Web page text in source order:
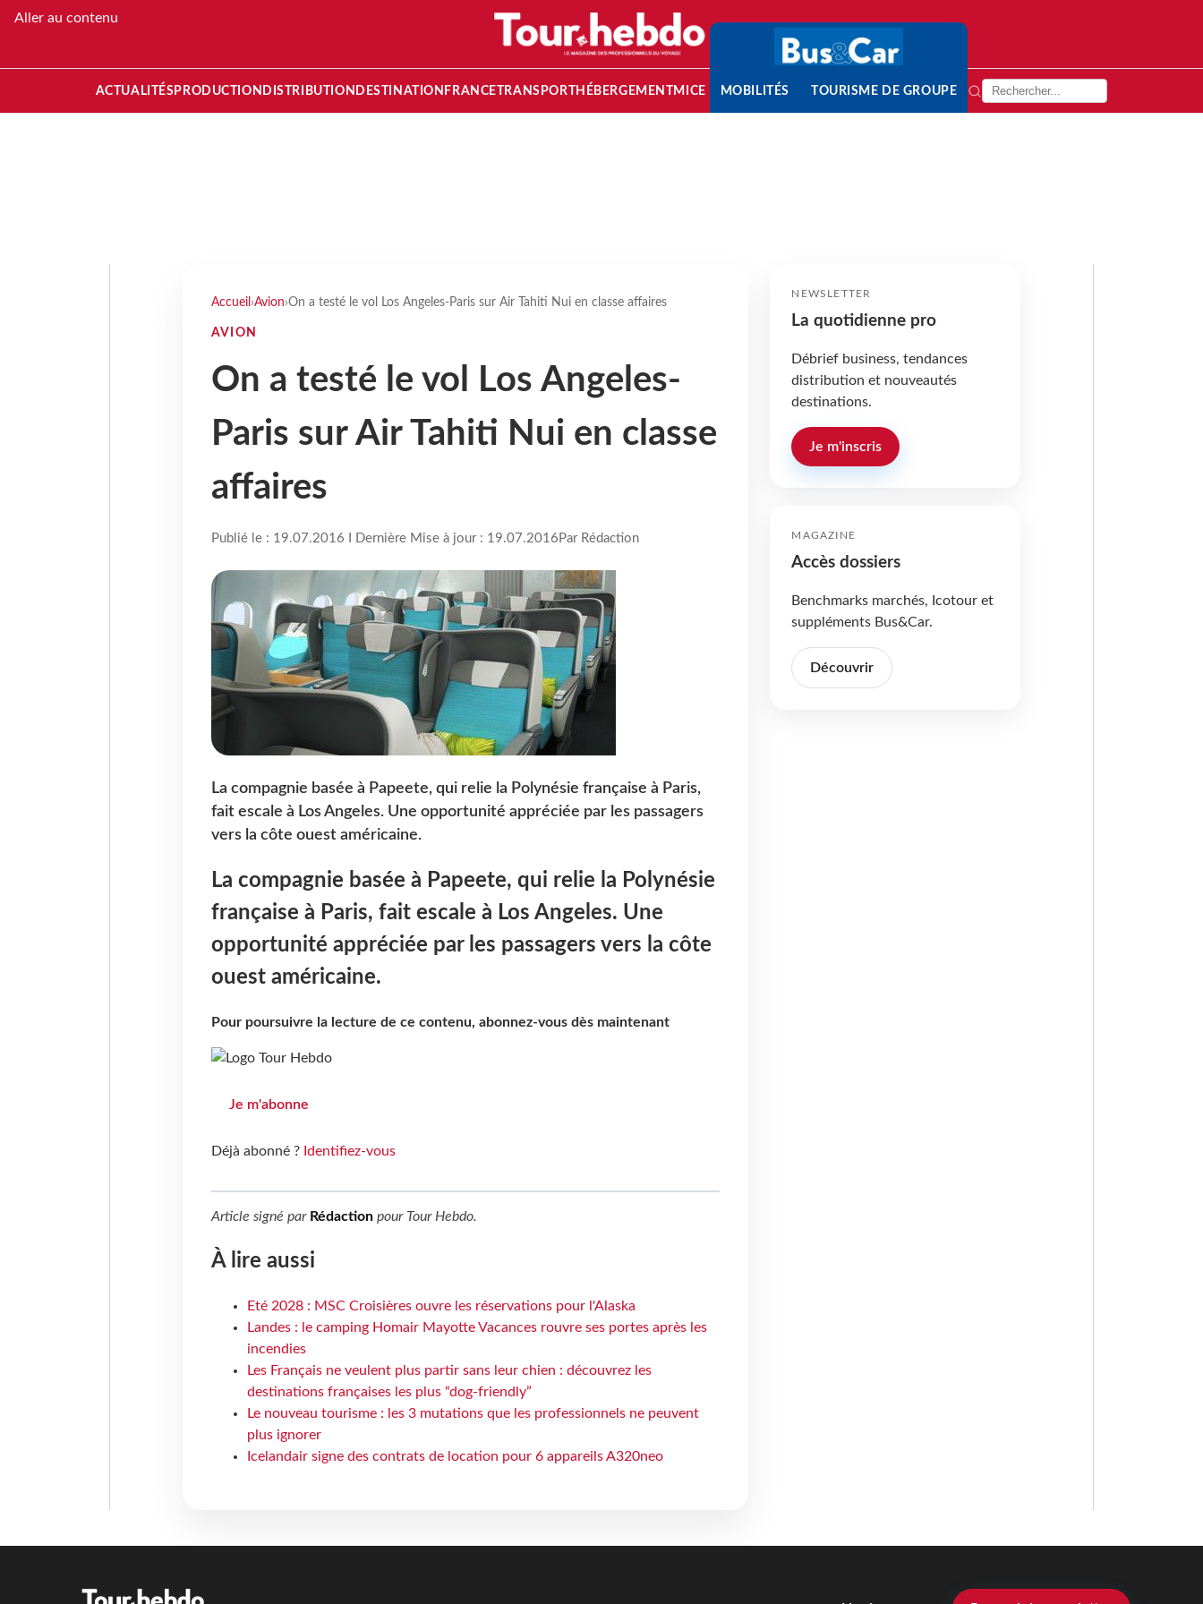
Aller au contenu
ACTUALITÉS PRODUCTION DISTRIBUTION DESTINATION FRANCETRANSPORT HÉBERGEMENTMICE MOBILITÉS TOURISME DE GROUPE
Accueil ›Avion›On a testé le vol Los Angeles-Paris sur Air Tahiti Nui en classe affaires
AVION
On a testé le vol Los Angeles-
Paris sur Air Tahiti Nui en classe
affaires
Publié le : 19.07.2016 I Dernière Mise à jour : 19.07.2016 Par Rédaction
La compagnie basée à Papeete, qui relie la Polynésie française à Paris,
fait escale à Los Angeles. Une opportunité appréciée par les passagers
vers la côte ouest américaine.
La compagnie basée à Papeete, qui relie la Polynésie
française à Paris, fait escale à Los Angeles. Une
opportunité appréciée par les passagers vers la côte
ouest américaine.
Pour poursuivre la lecture de ce contenu, abonnez-vous dès maintenant
Je m'abonne
Déjà abonné ? Identifiez-vous
Article signé par Rédactionpour Tour Hebdo.
À lire aussi
Eté 2028 : MSC Croisières ouvre les réservations pour l'Alaska
Landes : le camping Homair Mayotte Vacances rouvre ses portes après les
incendies
Les Français ne veulent plus partir sans leur chien : découvrez les
destinations françaises les plus “dog-friendly”
Le nouveau tourisme : les 3 mutations que les professionnels ne peuvent
plus ignorer
Icelandair signe des contrats de location pour 6 appareils A320neo
NEWSLETTER
La quotidienne pro
Débrief business, tendances
distribution et nouveautés
destinations.
Je m'inscris
MAGAZINE
Accès dossiers
Benchmarks marchés, Icotour et
suppléments Bus&Car.
Découvrir